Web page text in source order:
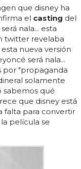
que disney ha
el casting del
nala... esta
twitter revelaba
nueva versión
será nala...
por "propaganda
solamente
sabemos qué
que disney está
falta para convertir
película se